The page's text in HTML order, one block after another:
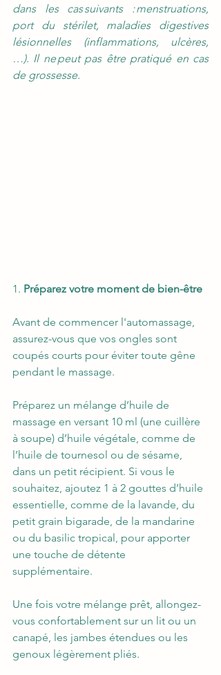
dans les cas suivants : menstruations,
port du stérilet, maladies digestives
lésionnelles (inflammations, ulcères,
…). Il ne peut pas être pratiqué en cas
de grossesse.
1. Préparez votre moment de bien-être
Avant de commencer l'automassage,
assurez-vous que vos ongles sont
coupés courts pour éviter toute gêne
pendant le massage.
Préparez un mélange d’huile de
massage en versant 10 ml (une cuillère
à soupe) d’huile végétale, comme de
l’huile de tournesol ou de sésame,
dans un petit récipient. Si vous le
souhaitez, ajoutez 1 à 2 gouttes d’huile
essentielle, comme de la lavande, du
petit grain bigarade, de la mandarine
ou du basilic tropical, pour apporter
une touche de détente
supplémentaire.
Une fois votre mélange prêt, allongez-
vous confortablement sur un lit ou un
canapé, les jambes étendues ou les
genoux légèrement pliés.